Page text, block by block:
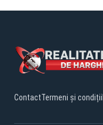
ContactTermeni și condiții